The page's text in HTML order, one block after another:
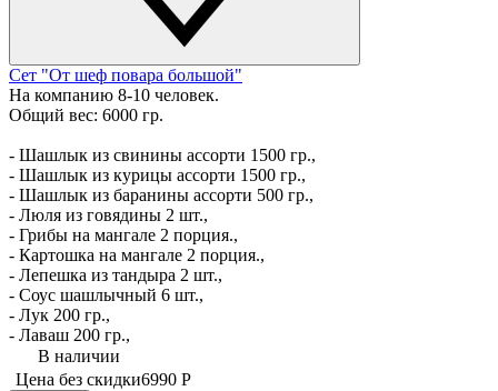
Сет "От шеф повара большой"
На компанию 8-10 человек.
Общий вес: 6000 гр.
- Шашлык из свинины ассорти 1500 гр.,
- Шашлык из курицы ассорти 1500 гр.,
- Шашлык из баранины ассорти 500 гр.,
- Люля из говядины 2 шт.,
- Грибы на мангале 2 порция.,
- Картошка на мангале 2 порция.,
- Лепешка из тандыра 2 шт.,
- Соус шашлычный 6 шт.,
- Лук 200 гр.,
- Лаваш 200 гр.,
В наличии
Цена без скидки6990 Р